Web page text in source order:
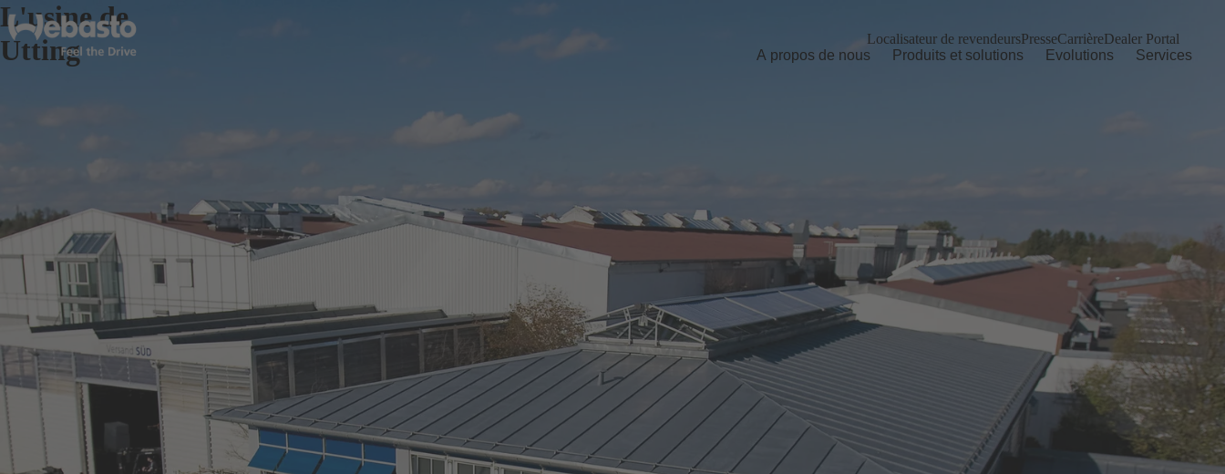
A propos de nous Produits et solutions Evolutions Services
Localisateur de revendeursPresseCarrièreDealer Portal
L'usine de
Utting